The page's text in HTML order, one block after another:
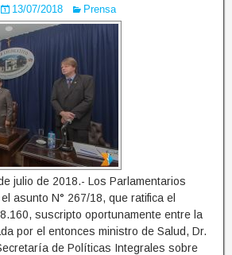
13/07/2018 Prensa
julio de 2018.- Los Parlamentarios
asunto N° 267/18, que ratifica el
suscripto oportunamente entre la
por el entonces ministro de Salud, Dr.
de Políticas Integrales sobre